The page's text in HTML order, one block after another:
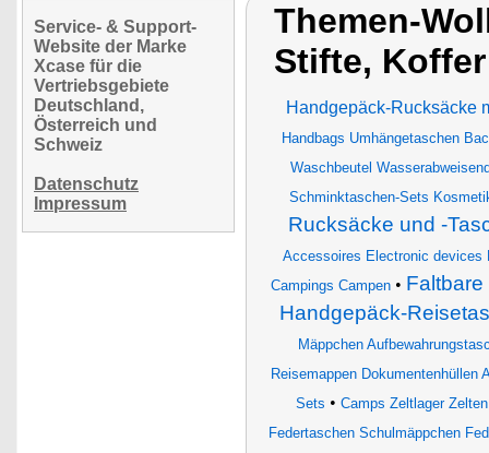
Service- & Support-
Website der Marke
Xcase für die
Vertriebsgebiete
Deutschland,
Österreich und
Schweiz
Datenschutz
Impressum
Themen-
Stifte,
Handgepäck-Rucksäcke
Handbags Umhängetaschen
Waschbeutel
Schminktaschen-Sets
Rucksäcke und -
Accessoires Electronic devices
Campings Campen •
Handgepäck-
Mäppchen
Reisemappen Dokumentenhüllen
Sets • Camps Zeltlager
Federtaschen Schulmäppchen